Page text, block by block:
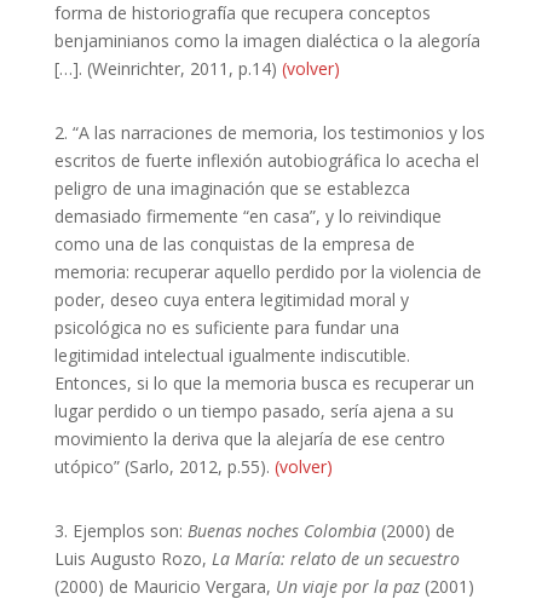
forma de historiografía que recupera conceptos
benjaminianos como la imagen dialéctica o la alegoría
[…]. (Weinrichter, 2011, p.14) (volver)
2. “A las narraciones de memoria, los testimonios y los
escritos de fuerte inflexión autobiográfica lo acecha el
peligro de una imaginación que se establezca
demasiado firmemente “en casa”, y lo reivindique
como una de las conquistas de la empresa de
memoria: recuperar aquello perdido por la violencia de
poder, deseo cuya entera legitimidad moral y
psicológica no es suficiente para fundar una
legitimidad intelectual igualmente indiscutible.
Entonces, si lo que la memoria busca es recuperar un
lugar perdido o un tiempo pasado, sería ajena a su
movimiento la deriva que la alejaría de ese centro
utópico” (Sarlo, 2012, p.55). (volver)
3. Ejemplos son: Buenas noches Colombia(2000) de
Luis Augusto Rozo, La María: relato de un secuestro
(2000) de Mauricio Vergara, Un viaje por la paz(2001)